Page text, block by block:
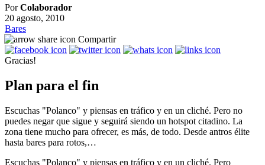
PorColaborador
20 agosto, 2010
Bares
Compartir
Gracias!
Plan para el fin
Escuchas "Polanco" y piensas en tráfico y en un cliché. Pero no
puedes negar que sigue y seguirá siendo un hotspot citadino. La
zona tiene mucho para ofrecer, es más, de todo. Desde antros élite
hasta bares para rotos,…
Escuchas "Polanco" y piensas en tráfico y en un cliché. Pero